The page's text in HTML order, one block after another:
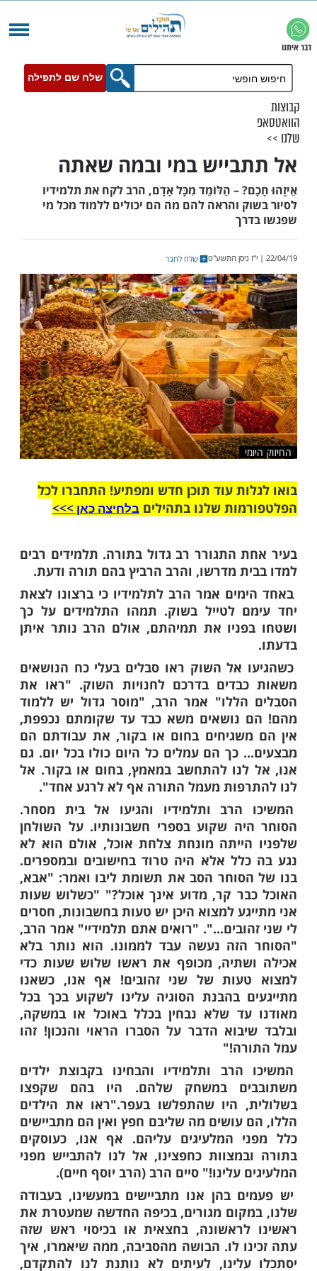
שלח שם לתפילה
במי ובמה שאתה
והראה להם מה הם יכולים ללמוד מכל מי
שלח לחבר
עוד תוכן חדש ומפתיע! התחברו לכל
שלנו בתהיליםבלחיצה כאן >>>​
התגורר רב גדול בתורה. תלמידים רבים
מדרשו, והרב הרביץ בהם תורה ודעת.
אמר הרב לתלמידיו כי ברצונו לצאת
לטייל בשוק. תמהו התלמידים על כך
את תמיהתם, אולם הרב נותר איתן
אל השוק ראו סבלים בעלי כח הנושאים
בדרכם לחנויות השוק. "ראו את
הללו" אמר הרב, "מוסר גדול יש ללמוד
נושאים משא כבד עד שקומתם נכפפת,
בחום או בקור, את עבודתם הם
כך הם עמלים כל היום כולו בכל יום. גם
לנו להתחשב במאמץ, בחום או בקור. אל
מעמל התורה אף לא לרגע אחד".
הרב ותלמידיו והגיעו אל בית מסחר.
שקוע בספרי חשבונותיו. על השולחן
מונחת צלחת אוכל, אולם הוא לא
אלא היה טרוד בחישובים ובמספרים.
הסב את תשומת ליבו ואמר: "אבא,
קר, מדוע אינך אוכל?" "כשלוש שעות
למצוא היכן יש טעות בחשבונות, חסרים
"רואים אתם תלמידיי" אמר הרב,
נעשה עבד לממונו. הוא נותר בלא
מכופף את ראשו שלוש שעות כדי
של שני זהובים! אף אנו, כשאנו
בהבנת הסוגיה עלינו לשקוע בכך בכל